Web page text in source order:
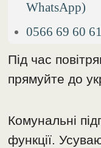
WhatsApp)
0566 69 60
Під час
прямуйте до
Комунальні
функції.